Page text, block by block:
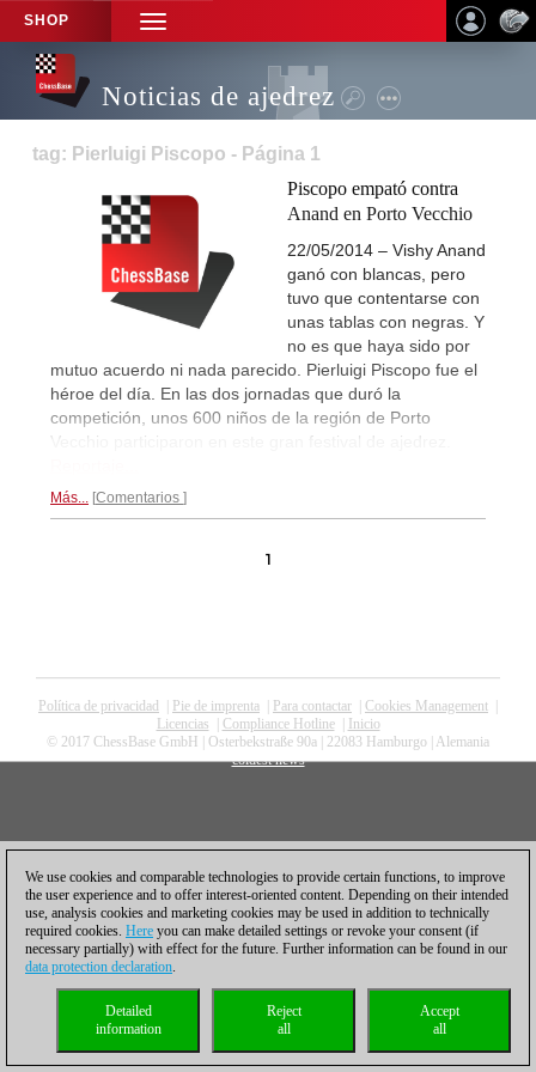
SHOP
TOGGLE
NAVIGATION
Noticias de ajedrez
tag: Pierluigi Piscopo - Página 1
Piscopo empató contra
Anand en Porto Vecchio
22/05/2014 – Vishy Anand
ganó con blancas, pero
tuvo que contentarse con
unas tablas con negras. Y
no es que haya sido por
mutuo acuerdo ni nada parecido. Pierluigi Piscopo fue el
héroe del día. En las dos jornadas que duró la
competición, unos 600 niños de la región de Porto
Vecchio participaron en este gran festival de ajedrez.
Más... Comentarios
1
Política de privacidad Pie de imprenta Para contactar Cookies Management
Licencias
Compliance Hotline|
Inicio
© 2017 ChessBase GmbH | Osterbekstraße 90a | 22083 Hamburgo | Alemania
coldest news
We use cookies and comparable technologies to provide certain functions, to improve
the user experience and to offer interest-oriented content. Depending on their intended
use, analysis cookies and marketing cookies may be used in addition to technically
required cookies. Here you can make detailed settings or revoke your consent (if
necessary partially) with effect for the future. Further information can be found in our
data protection declaration.
Accept
all
Reject
all
Detailed
information